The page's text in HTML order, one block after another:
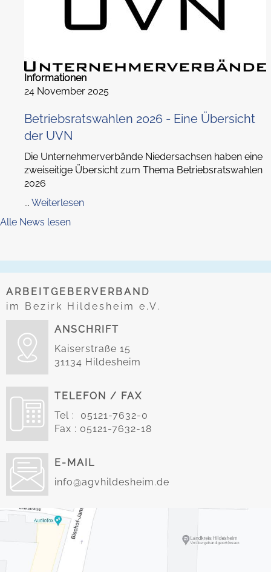
Informationen
24 November 2025
Betriebsratswahlen 2026 - Eine Übersicht
der UVN
Die Unternehmerverbände Niedersachsen haben eine
zweiseitige Übersicht zum Thema Betriebsratswahlen
2026
... Weiterlesen
Alle News lesen
ARBEITGEBERVERBAND
im Bezirk Hildesheim e.V.
ANSCHRIFT
Kaiserstraße 15
31134 Hildesheim
TELEFON / FAX
Tel : 05121-7632-0
Fax : 05121-7632-18
E-MAIL
info@agvhildesheim.de